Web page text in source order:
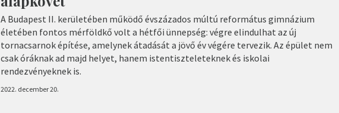
A Budapest II. kerületében működő évszázados múltú református gimnázium
életében fontos mérföldkő volt a hétfői ünnepség: végre elindulhat az új
tornacsarnok építése, amelynek átadását a jövő év végére tervezik. Az épület nem
csak óráknak ad majd helyet, hanem istentiszteleteknek és iskolai
rendezvényeknek is.
2022. december 20.